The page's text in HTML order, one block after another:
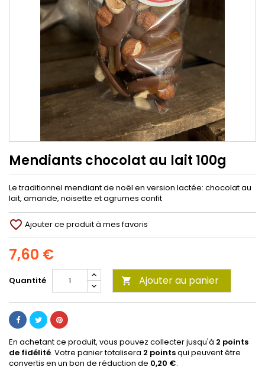
Mendiants chocolat au lait 100g
Le traditionnel mendiant de noël en version lactée: chocolat au
lait, amande, noisette et agrumes confit
favorite_border Ajouter ce produit à mes favoris
7,60 €
Quantité  Ajouter au panier
En achetant ce produit, vous pouvez collecter jusqu'à 2 points
de fidélité. Votre panier totalisera 2 pointsqui peuvent être
convertis en un bon de réduction de 0,20 €.